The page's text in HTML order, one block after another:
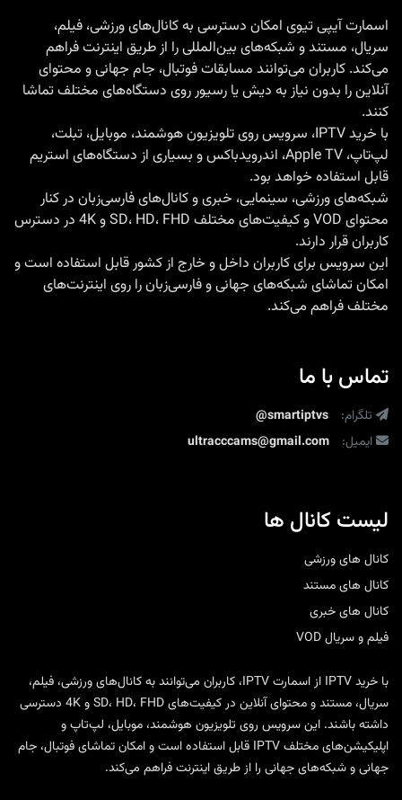
فراتر
از
تلویزیون
ایپی
تیوی
ای
اسمارت آیپی تیوی امکان دسترسی به کانال‌های ورزشی، فیلم،
سریال، مستند و شبکه‌های بین‌المللی را از طریق اینترنت فراهم
می‌کند. کاربران می‌توانند مسابقات فوتبال، جام جهانی و محتوای
آنلاین را بدون نیاز به دیش یا رسیور روی دستگاه‌های مختلف تماشا
کنند.
با خرید IPTV
، سرویس روی تلویزیون هوشمند، موبایل، تبلت،
لپ‌تاپ، Apple TV، اندرویدباکس و بسیاری از دستگاه‌های استریم
قابل استفاده خواهد بود.
شبکه‌های ورزشی، سینمایی، خبری و کانال‌های فارسی‌زبان در کنار
محتوای VOD و کیفیت‌های مختلف SD، HD، FHD و 4K در دسترس
کاربران قرار دارند.
این سرویس برای کاربران داخل و خارج از کشور قابل استفاده است و
امکان تماشای شبکه‌های جهانی و فارسی‌زبان را روی اینترنت‌های
مختلف فراهم می‌کند.
تماس با ما
تلگرام:
@smartiptvs
ایمیل:
ultracccams@gmail.com
لیست کانال ها
کانال های ورزشی
کانال های مستند
کانال های خبری
فیلم و سریال VOD
با خرید IPTV ازاسمارت IPTV
، کاربران می‌توانند به کانال‌های ورزشی، فیلم،
سریال، مستند و محتوای آنلاین در کیفیت‌های SD، HD، FHD و 4K دسترسی
داشته باشند. این سرویس روی تلویزیون هوشمند، موبایل، لپ‌تاپ و
اپلیکیشن‌های مختلف IPTV قابل استفاده است و امکان تماشای فوتبال، جام
جهانی و شبکه‌های جهانی را از طریق اینترنت فراهم می‌کند.